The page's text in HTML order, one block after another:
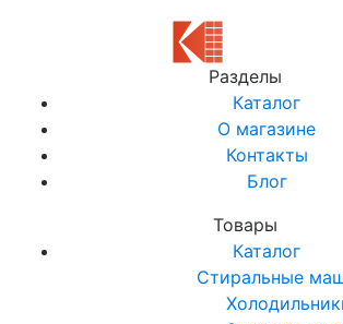
Разделы
Каталог
О магазине
Контакты
Блог
Товары
Каталог
Стиральные